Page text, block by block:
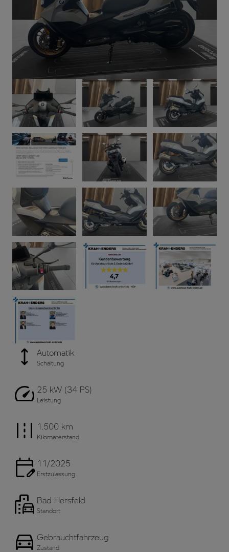
Automatik
Schaltung
25 kW (34 PS)
Leistung
1.500 km
Kilometerstand
11/2025
Erstzulassung
Bad Hersfeld
Standort
Gebrauchtfahrzeug
Zustand